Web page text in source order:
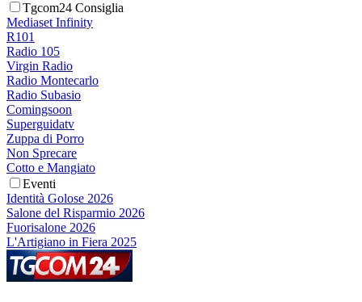
Tgcom24 Consiglia
Mediaset Infinity
R101
Radio 105
Virgin Radio
Radio Montecarlo
Radio Subasio
Comingsoon
Superguidatv
Zuppa di Porro
Non Sprecare
Cotto e Mangiato
Eventi
Identità Golose 2026
Salone del Risparmio 2026
Fuorisalone 2026
L'Artigiano in Fiera 2025